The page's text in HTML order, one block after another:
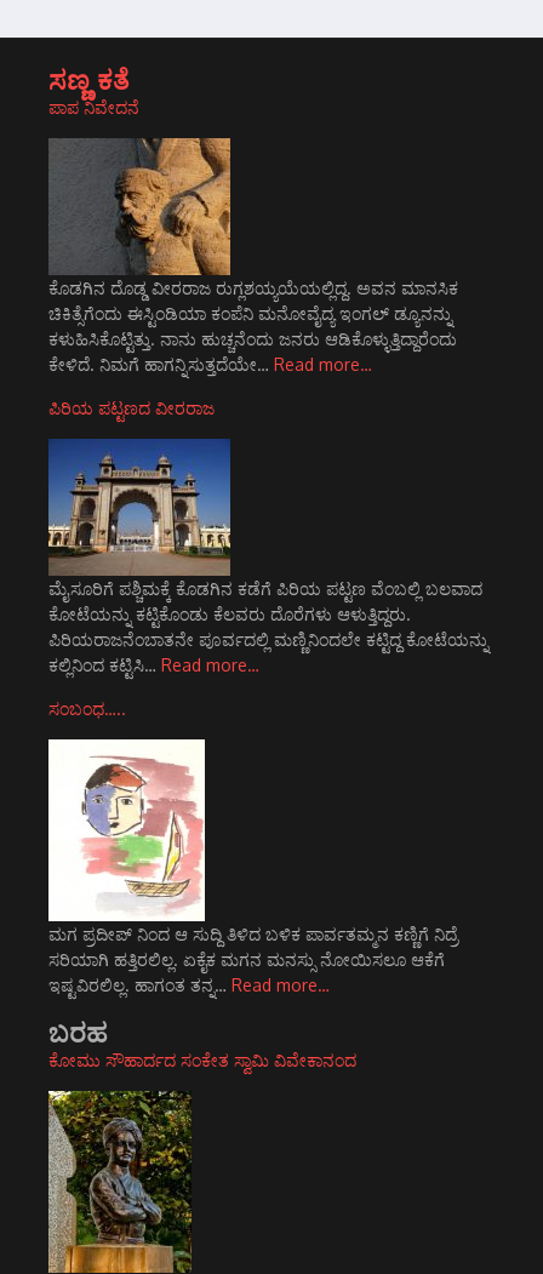
ಸಣ್ಣ ಕತೆ
ಪಾಪ ನಿವೇದನೆ
ಕೊಡಗಿನ ದೊಡ್ಡ ವೀರರಾಜ ರುಗ್ಲಶಯ್ಯಯೆಯಲ್ಲಿದ್ದ. ಅವನ ಮಾನಸಿಕ
ಚಿಕಿತ್ಸೆಗೆಂದು ಈಸ್ಟಿಂಡಿಯಾ ಕಂಪೆನಿ ಮನೋವೈದ್ಯ ಇಂಗಲ್‌ ಡ್ಯೂನನ್ನು
ಕಳುಹಿಸಿಕೊಟ್ಟಿತ್ತು. ನಾನು ಹುಚ್ಚನೆಂದು ಜನರು ಆಡಿಕೊಳ್ಳುತ್ತಿದ್ದಾರೆಂದು
ಕೇಳಿದೆ. ನಿಮಗೆ ಹಾಗನ್ನಿಸುತ್ತದೆಯೇ… Read more…
ಪಿರಿಯ ಪಟ್ಟಣದ ವೀರರಾಜ
ಮೈಸೂರಿಗೆ ಪಶ್ಚಿಮಕ್ಕೆ ಕೊಡಗಿನ ಕಡೆಗೆ ಪಿರಿಯ ಪಟ್ಟಣ ವೆಂಬಲ್ಲಿ ಬಲವಾದ
ಕೋಟೆಯನ್ನು ಕಟ್ಟಿಕೊಂಡು ಕೆಲವರು ದೊರೆಗಳು ಆಳುತ್ತಿದ್ದರು.
ಪಿರಿಯರಾಜನೆಂಬಾತನೇ ಪೂರ್ವದಲ್ಲಿ ಮಣ್ಣಿನಿಂದಲೇ ಕಟ್ಟಿದ್ದ ಕೋಟೆಯನ್ನು
ಕಲ್ಲಿನಿಂದ ಕಟ್ಟಿಸಿ… Read more…
ಸಂಬಂಧ…..
ಮಗ ಪ್ರದೀಪ್ ನಿಂದ ಆ ಸುದ್ದಿ ತಿಳಿದ ಬಳಿಕ ಪಾರ್ವತಮ್ಮನ ಕಣ್ಣಿಗೆ ನಿದ್ರೆ
ಸರಿಯಾಗಿ ಹತ್ತಿರಲಿಲ್ಲ. ಏಕೈಕ ಮಗನ ಮನಸ್ಸು ನೋಯಿಸಲೂ ಆಕೆಗೆ
ಇಷ್ಟವಿರಲಿಲ್ಲ. ಹಾಗಂತ ತನ್ನ… Read more…
ಬರಹ
ಕೋಮು ಸೌಹಾರ್ದದ ಸಂಕೇತ ಸ್ವಾಮಿ ವಿವೇಕಾನಂದ